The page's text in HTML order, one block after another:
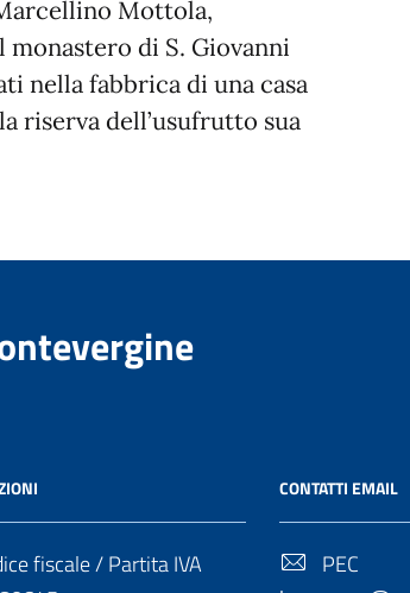
Mottola,
di S. Giovanni
nella fabbrica di una casa
riserva dell’usufrutto sua
fiscale / Partita IVA
CONTATTI EMAIL
PEC